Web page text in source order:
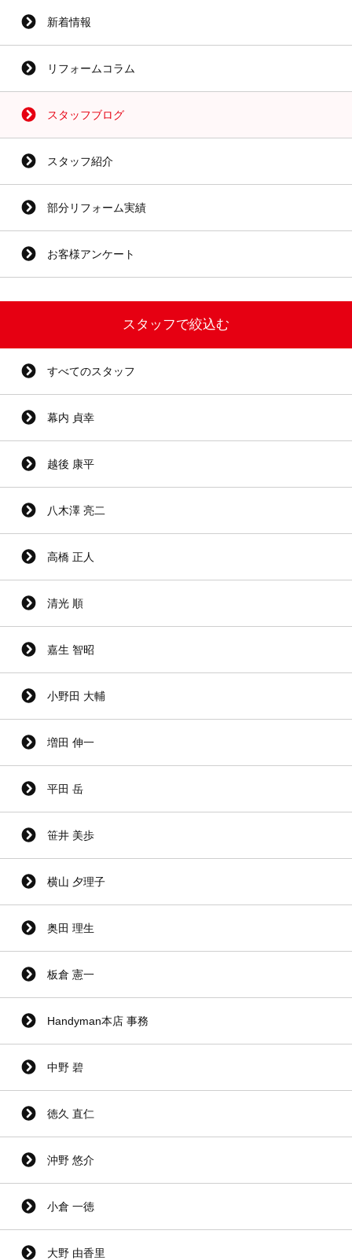
新着情報
リフォームコラム
スタッフブログ
スタッフ紹介
部分リフォーム実績
お客様アンケート
スタッフで絞込む
すべてのスタッフ
幕内 貞幸
越後 康平
八木澤 亮二
高橋 正人
清光 順
嘉生 智昭
小野田 大輔
増田 伸一
平田 岳
笹井 美歩
横山 夕理子
奥田 理生
板倉 憲一
Handyman本店 事務
中野 碧
徳久 直仁
沖野 悠介
小倉 一徳
大野 由香里